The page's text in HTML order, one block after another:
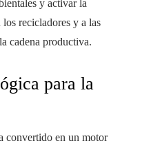
y activar la
recicladores y a las
cadena productiva.
para la
convertido en un motor